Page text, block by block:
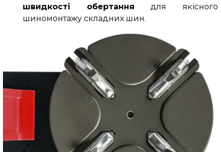
швидкості обертання для якісного
шиномонтажу складних шин.